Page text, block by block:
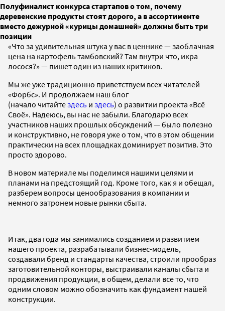
Полуфиналист конкурса стартапов о том, почему
деревенские продукты стоят дорого, а в ассортименте
вместо дежурной «курицы домашней» должны быть три
позиции
«Что за удивительная штука у вас в ценнике — заоблачная
цена на картофель тамбовский? Там внутри что, икра
лосося?» — пишет один из наших критиков.
Мы же уже традиционно приветствуем всех читателей
«Форбс». И продолжаем наш блог
(начало читайтездесь и здесь) о развитии проекта «Всё
Своё». Надеюсь, вы нас не забыли. Благодарю всех
участников наших прошлых обсуждений — было полезно
и конструктивно, не говоря уже о том, что в этом общении
практически на всех площадках доминирует позитив. Это
просто здорово.
В новом материале мы поделимся нашими целями и
планами на предстоящий год. Кроме того, как я и обещал,
разберем вопросы ценообразования в компании и
немного затронем новые рынки сбыта.
Итак, два года мы занимались созданием и развитием
нашего проекта, разрабатывали бизнес-модель,
создавали бренд и стандарты качества, строили прообраз
заготовительной конторы, выстраивали каналы сбыта и
продвижения продукции, в общем, делали все то, что
одним словом можно обозначить как фундамент нашей
конструкции.